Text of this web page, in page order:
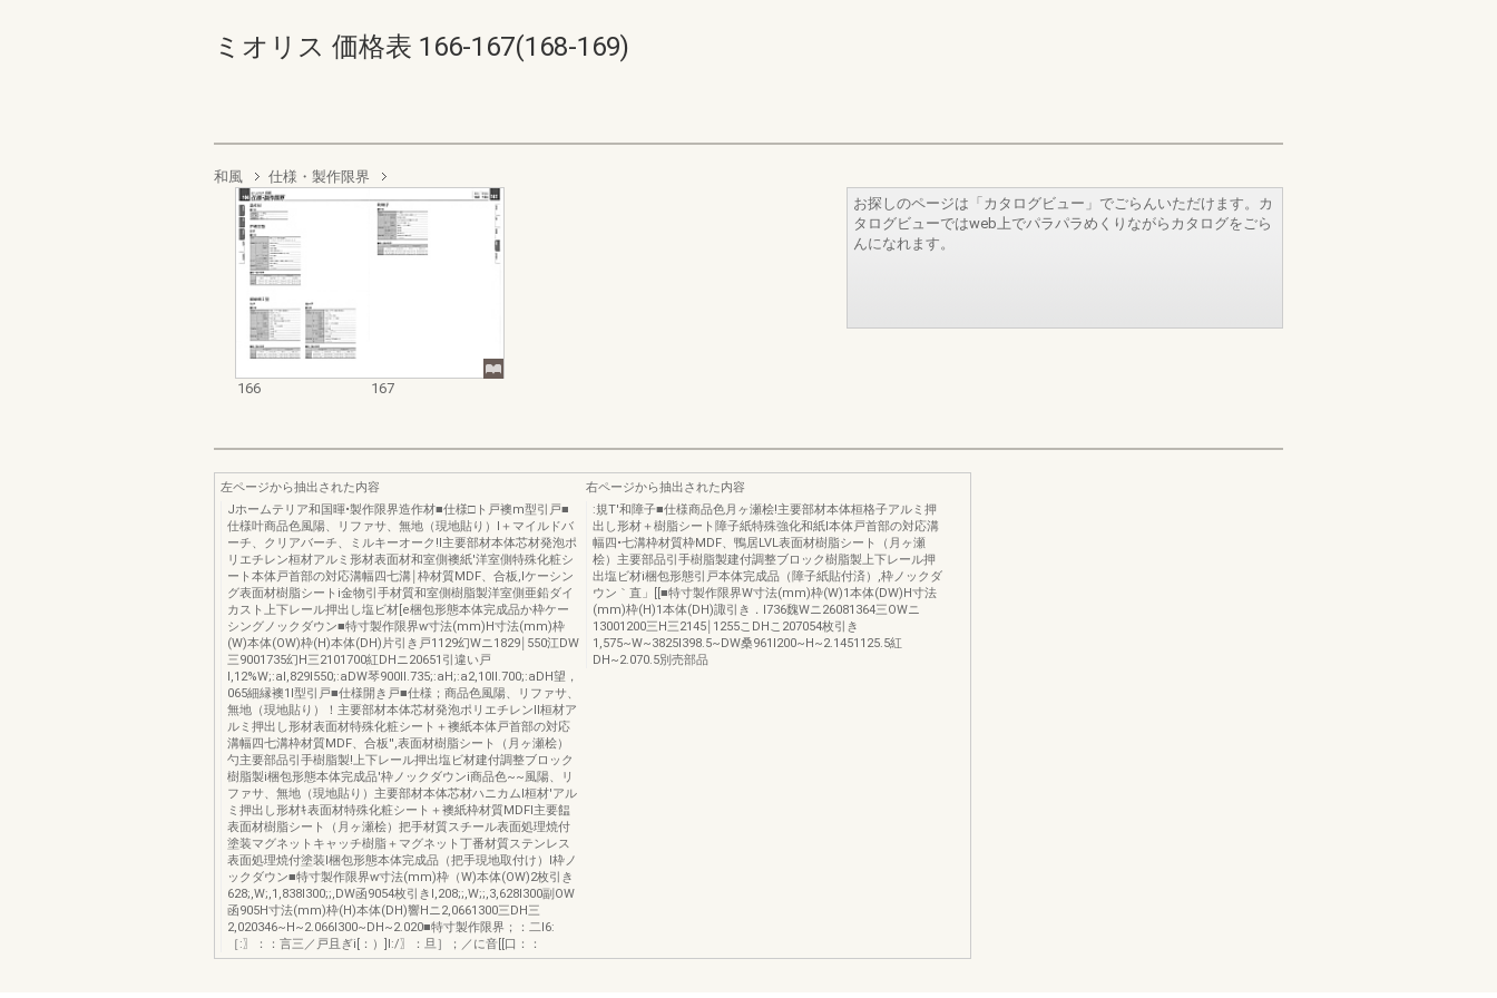
ミオリス 価格表 166-167(168-169)
和風 仕様・製作限界
166 167
お探しのページは「カタログビュー」でごらんいただけます。カ
タログビューではweb上でパラパラめくりながらカタログをごら
んになれます。
左ページから抽出された内容
Jホームテリア和国暉•製作限界造作材■仕様□ト戸襖m型引戸■
仕様叶商品色風陽、リファサ、無地（現地貼り）l＋マイルドバ
ーチ、クリアバーチ、ミルキーオーク!I主要部材本体芯材発泡ポ
リエチレン桓材アルミ形材表面材和室側襖紙'洋室側特殊化粧シ
ート本体戸首部の対応溝幅四七溝￨枠材質MDF、合板,Iケーシン
グ表面材樹脂シートi金物引手材質和室側樹脂製洋室側亜鉛ダイ
カスト上下レール押出し塩ビ材[e梱包形態本体完成品か枠ケー
シングノックダウン■特寸製作限界w寸法(mm)H寸法(mm)枠
(W)本体(OW)枠(H)本体(DH)片引き戸1129幻Wニ1829￨550江DW
三9001735幻H三2101700紅DHニ20651引違い戸
l,12%W;:al,829I550;:aDW琴900Il.735;:aH;:a2,10ll.700;:aDH望，
065細縁襖1I型引戸■仕様開き戸■仕様；商品色風陽、リファサ、
無地（現地貼り）！主要部材本体芯材発泡ポリエチレンII桓材ア
ルミ押出し形材表面材特殊化粧シート＋襖紙本体戸首部の対応
溝幅四七溝枠材質MDF、合板'',表面材樹脂シート（月ヶ瀬桧）
勺主要部品引手樹脂製!上下レール押出塩ビ材建付調整ブロック
樹脂製i梱包形態本体完成品'枠ノックダウンi商品色~~風陽、リ
ファサ、無地（現地貼り）主要部材本体芯材ハニカムI桓材'アル
ミ押出し形材ｷ表面材特殊化粧シート＋襖紙枠材質MDFI主要饂
表面材樹脂シート（月ヶ瀬桧）把手材質スチール表面処理焼付
塗装マグネットキャッチ樹脂＋マグネット丁番材質ステンレス
表面処理焼付塗装l梱包形態本体完成品（把手現地取付け）I枠ノ
ックダウン■特寸製作限界w寸法(mm)枠（W)本体(OW)2枚引き
628;,W;,1,838I300;;,DW函9054枚引きl,208;;,W;;,3,628I300副OW
函905H寸法(mm)枠(H)本体(DH)響Hニ2,0661300三DH三
2,020346~H~2.066I300~DH~2.020■特寸製作限界；：二I6:
［:〗：：言三／戸且ぎi[：）]I:/〗：旦］；／に音[[口：：
右ページから抽出された内容
:規T'和障子■仕様商品色月ヶ瀬桧!主要部材本体桓格子アルミ押
出し形材＋樹脂シート障子紙特殊強化和紙I本体戸首部の対応溝
幅四•七溝枠材質枠MDF、鴨居LVL表面材樹脂シート（月ヶ瀬
桧）主要部品引手樹脂製建付調整ブロック樹脂製上下レール押
出塩ビ材i梱包形態引戸本体完成品（障子紙貼付済）,枠ノックダ
ウン｀直」[[■特寸製作限界W寸法(mm)枠(W)1本体(DW)H寸法
(mm)枠(H)1本体(DH)諏引き．I736魏Wニ26081364三OWニ
13001200三H三2145￨1255こDHこ207054枚引き
1,575~W~3825I398.5~DW桑961I200~H~2.1451125.5紅
DH~2.070.5別売部品